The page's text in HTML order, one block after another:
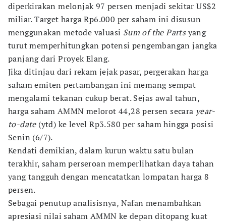
diperkirakan melonjak 97 persen menjadi sekitar US$2
miliar. Target harga Rp6.000 per saham ini disusun
menggunakan metode valuasi Sum of the Partsyang
turut memperhitungkan potensi pengembangan jangka
panjang dari Proyek Elang.
Jika ditinjau dari rekam jejak pasar, pergerakan harga
saham emiten pertambangan ini memang sempat
mengalami tekanan cukup berat. Sejas awal tahun,
harga saham AMMN melorot 44,28 persen secara year-
to-date(ytd) ke level Rp3.580 per saham hingga posisi
Senin (6/7).
Kendati demikian, dalam kurun waktu satu bulan
terakhir, saham perseroan memperlihatkan daya tahan
yang tangguh dengan mencatatkan lompatan harga 8
persen.
Sebagai penutup analisisnya, Nafan menambahkan
apresiasi nilai saham AMMN ke depan ditopang kuat